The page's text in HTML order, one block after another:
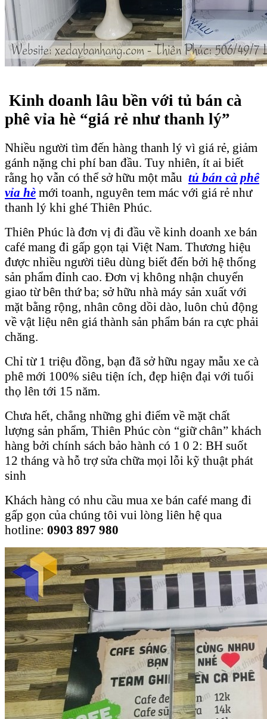
Kinh doanh lâu bền với tủ bán cà
phê vỉa hè “giá rẻ như thanh lý”
Nhiều người tìm đến hàng thanh lý vì giá rẻ, giảm
gánh nặng chi phí ban đầu. Tuy nhiên, ít ai biết
rằng họ vẫn có thể sở hữu một mẫu tủ bán cà phê
vỉa hè mới toanh, nguyên tem mác với giá rẻ như
thanh lý khi ghé Thiên Phúc.
Thiên Phúc là đơn vị đi đầu về kinh doanh xe bán
café mang đi gấp gọn tại Việt Nam. Thương hiệu
được nhiều người tiêu dùng biết đến bởi hệ thống
sản phẩm đỉnh cao. Đơn vị không nhận chuyển
giao từ bên thứ ba; sở hữu nhà máy sản xuất với
mặt bằng rộng, nhân công dồi dào, luôn chủ động
về vật liệu nên giá thành sản phẩm bán ra cực phải
chăng.
Chỉ từ 1 triệu đồng, bạn đã sở hữu ngay mẫu xe cà
phê mới 100% siêu tiện ích, đẹp hiện đại với tuổi
thọ lên tới 15 năm.
Chưa hết, chẳng những ghi điểm về mặt chất
lượng sản phẩm, Thiên Phúc còn “giữ chân” khách
hàng bởi chính sách bảo hành có 1 0 2: BH suốt
12 tháng và hỗ trợ sửa chữa mọi lỗi kỹ thuật phát
sinh
Khách hàng có nhu cầu mua xe bán café mang đi
gấp gọn của chúng tôi vui lòng liên hệ qua
hotline: 0903 897 980